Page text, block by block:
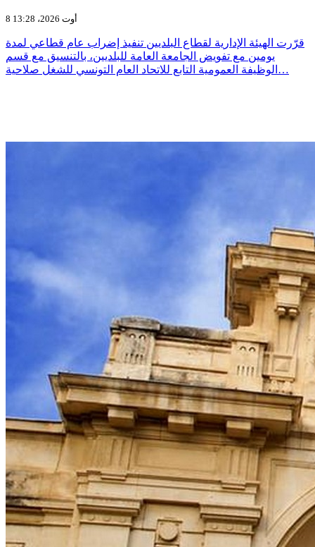
8 أوت 2026، 13:28
قرّرت الهيئة الإدارية لقطاع البلديين تنفيذ إضراب عام قطاعي لمدة
يومين مع تفويض الجامعة العامة للبلديين، بالتنسيق مع قسم
الوظيفة العمومية التابع للاتحاد العام التونسي للشغل صلاحية…